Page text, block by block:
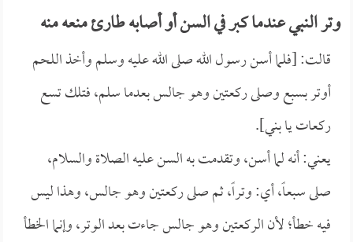
وتر النبي عندما كبر في السن أو أصابه طارئ منعه منه
قالت: [فلما أسن رسول الله صلى الله عليه وسلم وأخذ اللحم
أوتر بسبع وصلى ركعتين وهو جالس بعدما سلم، فتلك تسع
ركعات يا بني].
يعني: أنه لما أسن، وتقدمت به السن عليه الصلاة والسلام،
صلى سبعاً، أي: وتراً، ثم صلى ركعتين وهو جالس، وهذا ليس
فيه خطأ؛ لأن الركعتين وهو جالس جاءت بعد الوتر، وإنما الخطأ